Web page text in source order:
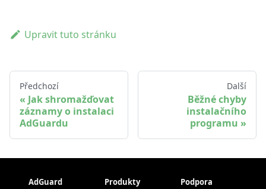
Upravit tuto stránku
Předchozí
Jak shromažďovat
záznamy o instalaci
AdGuardu
Další
Běžné chyby
instalačního
programu
AdGuard Produkty Podpora